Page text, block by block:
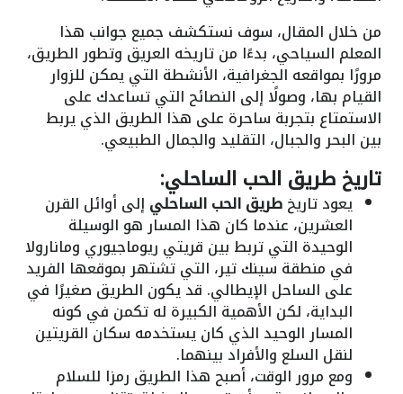
من خلال المقال، سوف نستكشف جميع جوانب هذا
المعلم السياحي، بدءًا من تاريخه العريق وتطور الطريق،
مرورًا بمواقعه الجغرافية، الأنشطة التي يمكن للزوار
القيام بها، وصولًا إلى النصائح التي تساعدك على
الاستمتاع بتجربة ساحرة على هذا الطريق الذي يربط
بين البحر والجبال، التقليد والجمال الطبيعي.
تاريخ طريق الحب الساحلي:
يعود تاريخطريق الحب الساحلي إلى أوائل القرن
العشرين، عندما كان هذا المسار هو الوسيلة
الوحيدة التي تربط بين قريتي ريوماجيوري ومانارولا
في منطقة سينك تير، التي تشتهر بموقعها الفريد
على الساحل الإيطالي. قد يكون الطريق صغيرًا في
البداية، لكن الأهمية الكبيرة له تكمن في كونه
المسار الوحيد الذي كان يستخدمه سكان القريتين
لنقل السلع والأفراد بينهما.
ومع مرور الوقت، أصبح هذا الطريق رمزا للسلام